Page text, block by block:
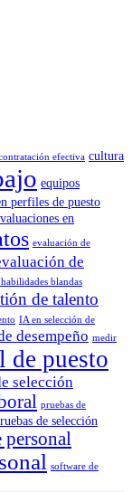
efectiva cultura
equipos
perfiles de puesto
en
evaluación de
de
blandas
de talento
IA en selección de
desempeño medir
de puesto
selección
pruebas de
de selección
software de